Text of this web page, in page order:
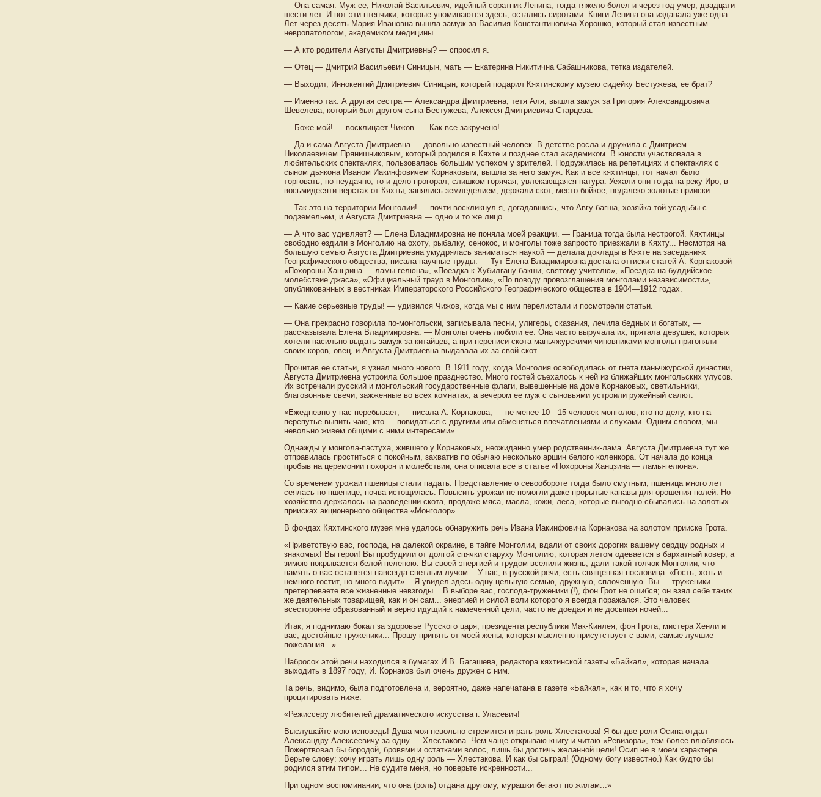
— Она самая. Муж ее, Николай Васильевич, идейный соратник Ленина, тогда тяжело болел и через год умер, двадцати
шести лет. И вот эти птенчики, которые упоминаются здесь, остались сиротами. Книги Ленина она издавала уже одна.
Лет через десять Мария Ивановна вышла замуж за Василия Константиновича Хорошко, который стал известным
невропатологом, академиком медицины...
— А кто родители Августы Дмитриевны? — спросил я.
— Отец — Дмитрий Васильевич Синицын, мать — Екатерина Никитична Сабашникова, тетка издателей.
— Выходит, Иннокентий Дмитриевич Синицын, который подарил Кяхтинскому музею сидейку Бестужева, ее брат?
— Именно так. А другая сестра — Александра Дмитриевна, тетя Аля, вышла замуж за Григория Александровича
Шевелева, который был другом сына Бестужева, Алексея Дмитриевича Старцева.
— Боже мой! — восклицает Чижов. — Как все закручено!
— Да и сама Августа Дмитриевна — довольно известный человек. В детстве росла и дружила с Дмитрием
Николаевичем Прянишниковым, который родился в Кяхте и позднее стал академиком. В юности участвовала в
любительских спектаклях, пользовалась большим успехом у зрителей. Подружилась на репетициях и спектаклях с
сыном дьякона Иваном Иакинфовичем Корнаковым, вышла за него замуж. Как и все кяхтинцы, тот начал было
торговать, но неудачно, то и дело прогорал, слишком горячая, увлекающаяся натура. Уехали они тогда на реку Иро, в
восьмидесяти верстах от Кяхты, занялись земледелием, держали скот, место бойкое, недалеко золотые прииски...
— Так это на территории Монголии! — почти воскликнул я, догадавшись, что Авгу-багша, хозяйка той усадьбы с
подземельем, и Августа Дмитриевна — одно и то же лицо.
— А что вас удивляет? — Елена Владимировна не поняла моей реакции. — Граница тогда была нестрогой. Кяхтинцы
свободно ездили в Монголию на охоту, рыбалку, сенокос, и монголы тоже запросто приезжали в Кяхту... Несмотря на
большую семью Августа Дмитриевна умудрялась заниматься наукой — делала доклады в Кяхте на заседаниях
Географического общества, писала научные труды. — Тут Елена Владимировна достала оттиски статей А. Корнаковой
«Похороны Ханцзина — ламы-гелюна», «Поездка к Хубилгану-бакши, святому учителю», «Поездка на буддийское
молебствие джаса», «Официальный траур в Монголии», «По поводу провозглашения монголами независимости»,
опубликованных в вестниках Императорского Российского Географического общества в 1904—1912 годах.
— Какие серьезные труды! — удивился Чижов, когда мы с ним перелистали и посмотрели статьи.
— Она прекрасно говорила по-монгольски, записывала песни, улигеры, сказания, лечила бедных и богатых, —
рассказывала Елена Владимировна. — Монголы очень любили ее. Она часто выручала их, прятала девушек, которых
хотели насильно выдать замуж за китайцев, а при переписи скота маньчжурскими чиновниками монголы пригоняли
своих коров, овец, и Августа Дмитриевна выдавала их за свой скот.
Прочитав ее статьи, я узнал много нового. В 1911 году, когда Монголия освободилась от гнета маньчжурской династии,
Августа Дмитриевна устроила большое празднество. Много гостей съехалось к ней из ближайших монгольских улусов.
Их встречали русский и монгольский государственные флаги, вывешенные на доме Корнаковых, светильники,
благовонные свечи, зажженные во всех комнатах, а вечером ее муж с сыновьями устроили ружейный салют.
«Ежедневно у нас перебывает, — писала А. Корнакова, — не менее 10—15 человек монголов, кто по делу, кто на
перепутье выпить чаю, кто — повидаться с другими или обменяться впечатлениями и слухами. Одним словом, мы
невольно живем общими с ними интересами».
Однажды у монгола-пастуха, жившего у Корнаковых, неожиданно умер родственник-лама. Августа Дмитриевна тут же
отправилась проститься с покойным, захватив по обычаю несколько аршин белого коленкора. От начала до конца
пробыв на церемонии похорон и молебствии, она описала все в статье «Похороны Ханцзина — ламы-гелюна».
Со временем урожаи пшеницы стали падать. Представление о севообороте тогда было смутным, пшеница много лет
сеялась по пшенице, почва истощилась. Повысить урожаи не помогли даже прорытые канавы для орошения полей. Но
хозяйство держалось на разведении скота, продаже мяса, масла, кожи, леса, которые выгодно сбывались на золотых
приисках акционерного общества «Монголор».
В фондах Кяхтинского музея мне удалось обнаружить речь Ивана Иакинфовича Корнакова на золотом прииске Грота.
«Приветствую вас, господа, на далекой окраине, в тайге Монголии, вдали от своих дорогих вашему сердцу родных и
знакомых! Вы герои! Вы пробудили от долгой спячки старуху Монголию, которая летом одевается в бархатный ковер, а
зимою покрывается белой пеленою. Вы своей энергией и трудом вселили жизнь, дали такой толчок Монголии, что
память о вас останется навсегда светлым лучом... У нас, в русской речи, есть священная пословица: «Гость, хоть и
немного гостит, но много видит»... Я увидел здесь одну цельную семью, дружную, сплоченную. Вы — труженики...
претерпеваете все жизненные невзгоды... В выборе вас, господа-труженики (!), фон Грот не ошибся; он взял себе таких
же деятельных товарищей, как и он сам... энергией и силой воли которого я всегда поражался. Это человек
всесторонне образованный и верно идущий к намеченной цели, часто не доедая и не досыпая ночей...
Итак, я поднимаю бокал за здоровье Русского царя, президента республики Мак-Кинлея, фон Грота, мистера Хенли и
вас, достойные труженики... Прошу принять от моей жены, которая мысленно присутствует с вами, самые лучшие
пожелания...»
Набросок этой речи находился в бумагах И.В. Багашева, редактора кяхтинской газеты «Байкал», которая начала
выходить в 1897 году, И. Корнаков был очень дружен с ним.
Та речь, видимо, была подготовлена и, вероятно, даже напечатана в газете «Байкал», как и то, что я хочу
процитировать ниже.
«Режиссеру любителей драматического искусства г. Уласевич!
Выслушайте мою исповедь! Душа моя невольно стремится играть роль Хлестакова! Я бы две роли Осипа отдал
Александру Алексеевичу за одну — Хлестакова. Чем чаще открываю книгу и читаю «Ревизора», тем более влюбляюсь.
Пожертвовал бы бородой, бровями и остатками волос, лишь бы достичь желанной цели! Осип не в моем характере.
Верьте слову: хочу играть лишь одну роль — Хлестакова. И как бы сыграл! (Одному богу известно.) Как будто бы
родился этим типом... Не судите меня, но поверьте искренности...
При одном воспоминании, что она (роль) отдана другому, мурашки бегают по жилам...»